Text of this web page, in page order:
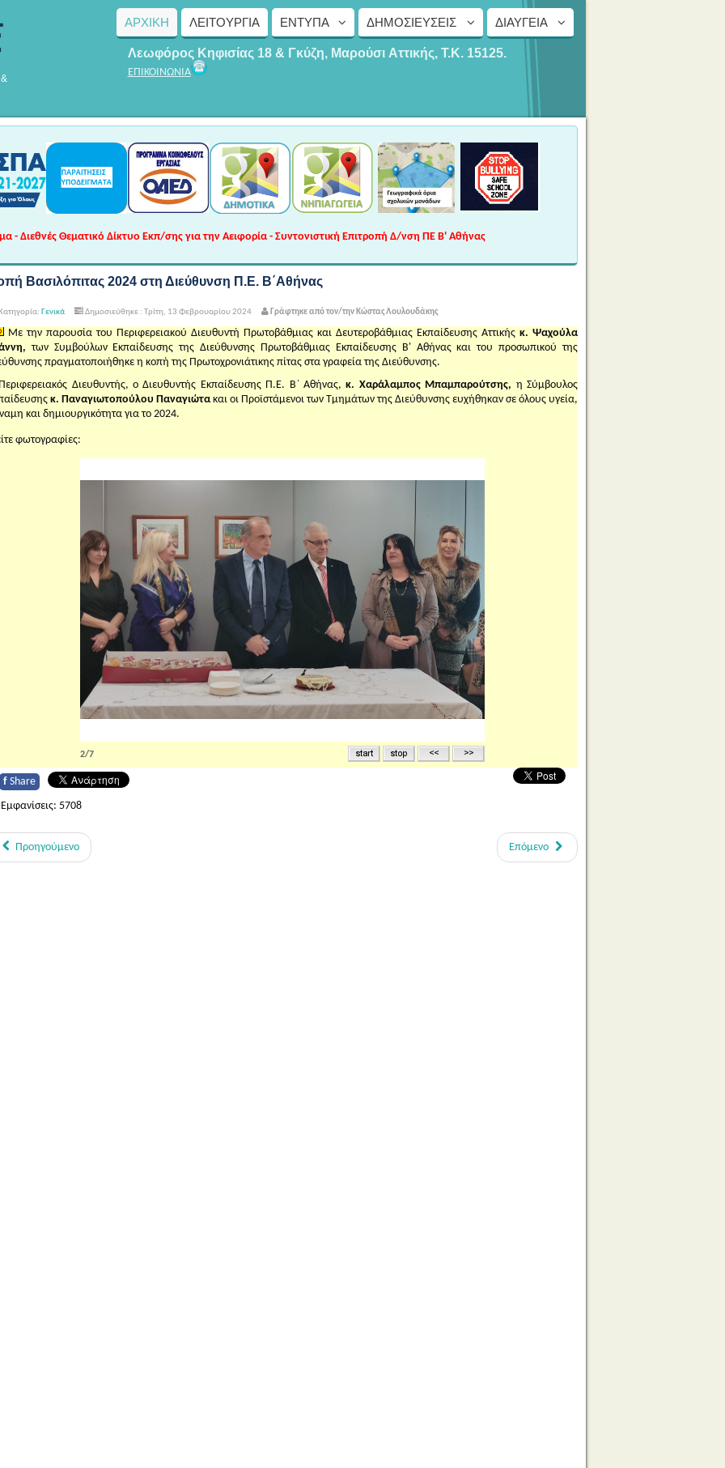
ΑΡΧΙΚΗ ΛΕΙΤΟΥΡΓΊΑ ΈΝΤΥΠΑ ΔΗΜΟΣΙΕΎΣΕΙΣ ΔΙΑΎΓΕΙΑ
Λεωφόρος Κηφισίας 18 & Γκύζη, Μαρούσι Αττικής, Τ.Κ. 15125.
ΕΠΙΚΟΙΝΩΝΙΑ
- Διεθνές Θεματικό Δίκτυο Εκπ/σης για την Αειφορία - Συντονιστική Επιτροπή Δ/νση ΠΕ Β' Αθήνας
Βασιλόπιτας 2024 στη Διεύθυνση Π.Ε. Β΄Αθήνας
Γενικά Δημοσιεύθηκε : Τρίτη, 13 Φεβρουαρίου 2024 Γράφτηκε από τον/την Κώστας Λουλουδάκης
Με την παρουσία του Περιφερειακού Διευθυντή Πρωτοβάθμιας και Δευτεροβάθμιας Εκπαίδευσης Αττικής κ. Ψαχούλα
των Συμβούλων Εκπαίδευσης της Διεύθυνσης Πρωτοβάθμιας Εκπαίδευσης Β' Αθήνας και του προσωπικού της
πραγματοποιήθηκε η κοπή της Πρωτοχρονιάτικης πίτας στα γραφεία της Διεύθυνσης.
Διευθυντής, ο Διευθυντής Εκπαίδευσης Π.Ε. Β΄ Αθήνας,κ. Χαράλαμπος Μπαμπαρούτσης, η Σύμβουλος
κ. Παναγιωτοπούλου Παναγιώτακαι οι Προϊστάμενοι των Τμημάτων της Διεύθυνσης ευχήθηκαν σε όλους υγεία,
και δημιουργικότητα για το 2024.
φωτογραφίες:
2/7
f Share
Εμφανίσεις: 5708
Προηγούμενο Επόμενο